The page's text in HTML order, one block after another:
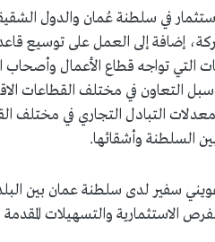
في سلطنة عُمان والدول
إضافة إلى العمل على توسيع
التي تواجه قطاع الأعمال
التعاون في مختلف القطاعات
التبادل التجاري في مختلف
السلطنة وأشقائها.
سفير لدى سلطنة عمان بين
الاستثمارية والتسهيلات